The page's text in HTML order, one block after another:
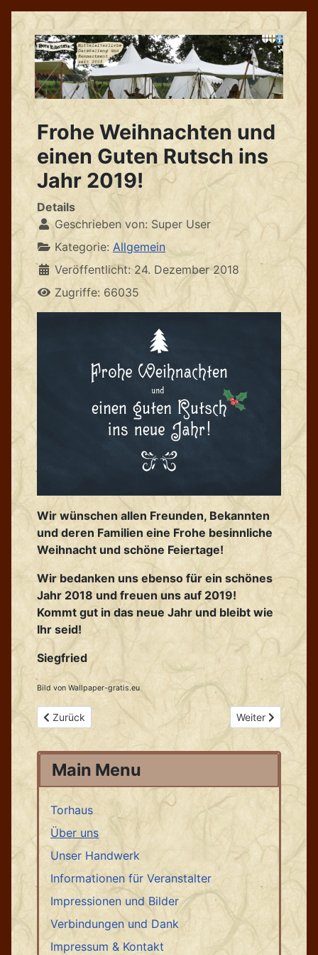
Main Menu
Torhaus
Über uns
Unser Handwerk
Informationen für Veranstalter
Impressionen und Bilder
Verbindungen und Dank
Impressum & Kontakt
Frohe Weihnachten und
einen Guten Rutsch ins
Jahr 2019!
Details
Geschrieben von: Super User
Kategorie: Allgemein
Veröffentlicht: 24. Dezember 2018
Zugriffe: 66035
Wir wünschen allen Freunden, Bekannten
und deren Familien eine Frohe besinnliche
Weihnacht und schöne Feiertage!
Wir bedanken uns ebenso für ein schönes
Jahr 2018 und freuen uns auf 2019!
Kommt gut in das neue Jahr und bleibt wie
Ihr seid!
Siegfried
Bild von Wallpaper-gratis.eu
Vorheriger Beitrag: Kapelle
Zurück Nächster
Weiter